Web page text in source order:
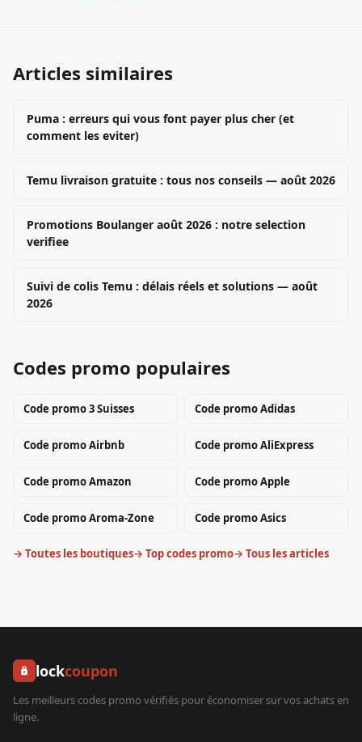
Articles similaires
Puma : erreurs qui vous font payer plus cher (et
comment les eviter)
Temu livraison gratuite : tous nos conseils — août 2026
Promotions Boulanger août 2026 : notre selection
verifiee
Suivi de colis Temu : délais réels et solutions — août
2026
Codes promo populaires
Code promo3 Suisses Code promoAdidas
Code promoAirbnb Code promoAliExpress
Code promoAmazon Code promoApple
Code promoAroma-Zone Code promoAsics
→ Toutes les boutiques→ Top codes promo→ Tous les articles
lockcoupon
Les meilleurs codes promo vérifiés pour économiser sur vos achats en
ligne.